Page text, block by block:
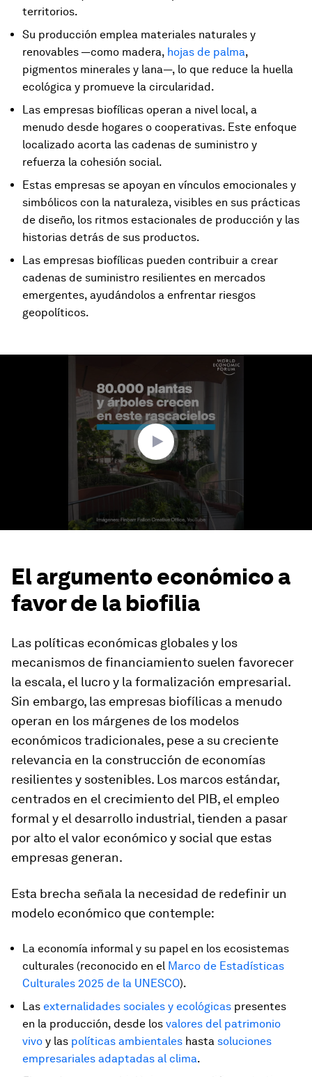
territorios.
Su producción emplea materiales naturales y
renovables —como madera, hojas de palma,
pigmentos minerales y lana—, lo que reduce la huella
ecológica y promueve la circularidad.
Las empresas biofílicas operan a nivel local, a
menudo desde hogares o cooperativas. Este enfoque
localizado acorta las cadenas de suministro y
refuerza la cohesión social.
Estas empresas se apoyan en vínculos emocionales y
simbólicos con la naturaleza, visibles en sus prácticas
de diseño, los ritmos estacionales de producción y las
historias detrás de sus productos.
Las empresas biofílicas pueden contribuir a crear
cadenas de suministro resilientes en mercados
emergentes, ayudándolos a enfrentar riesgos
geopolíticos.
El argumento económico a
favor de la biofilia
Las políticas económicas globales y los
mecanismos de financiamiento suelen favorecer
la escala, el lucro y la formalización empresarial.
Sin embargo, las empresas biofílicas a menudo
operan en los márgenes de los modelos
económicos tradicionales, pese a su creciente
relevancia en la construcción de economías
resilientes y sostenibles. Los marcos estándar,
centrados en el crecimiento del PIB, el empleo
formal y el desarrollo industrial, tienden a pasar
por alto el valor económico y social que estas
empresas generan.
Esta brecha señala la necesidad de redefinir un
modelo económico que contemple:
La economía informal y su papel en los ecosistemas
culturales (reconocido en el Marco de Estadísticas
Culturales 2025 de la UNESCO).
Las externalidades sociales y ecológicas presentes
en la producción, desde los valores del patrimonio
vivo y las políticas ambientales hasta soluciones
empresariales adaptadas al clima.